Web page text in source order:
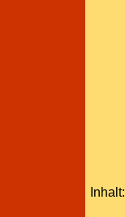
Inhalt: